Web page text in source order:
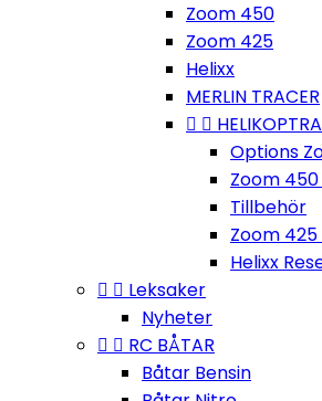
Zoom 450
Zoom 425
Helixx
MERLIN TRACER
 
Options
Zoom
Tillbehör
Zoom
Helixx
  Leksaker
Nyheter
  RC BÅTAR
Båtar Bensin